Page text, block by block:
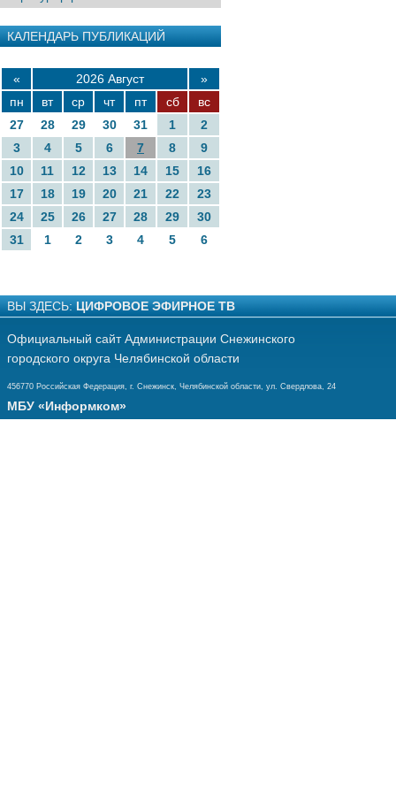
КАЛЕНДАРЬ ПУБЛИКАЦИЙ
« 2026 Август
»
пн
вт ср чт пт сб
вс
27
28 29 30 31 1
2
3
4 5 6 7 8
9
10
11 12 13 14 15
16
17
18 19 20 21 22
23
24
25 26 27 28 29
30
31
1 2 3 4 5 6
ВЫ ЗДЕСЬ: ЦИФРОВОЕ ЭФИРНОЕ ТВ
Официальный сайт Администрации Снежинского
городского округа Челябинской области
456770 Российская Федерация, г. Снежинск, Челябинской области, ул. Свердлова, 24
МБУ «Информком»